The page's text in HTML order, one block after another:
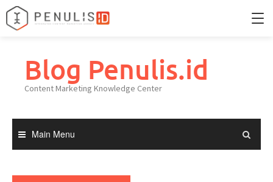
Home
Portfolio
Blog Penulis.id
Content Marketing Knowledge Center
Main Menu